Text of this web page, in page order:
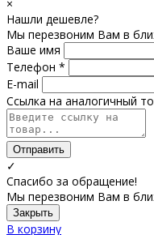
×
Нашли дешевле?
Мы перезвоним Вам в
Ваше имя
Телефон *
E-mail
Ссылка на аналогичный
Отправить
✓
Спасибо за обращение!
Мы перезвоним Вам в
Закрыть
В корзину